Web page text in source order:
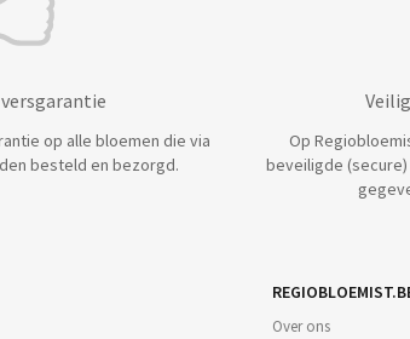
op alle bloemen die via
besteld en bezorgd.
Op
beveiligde
Over ons